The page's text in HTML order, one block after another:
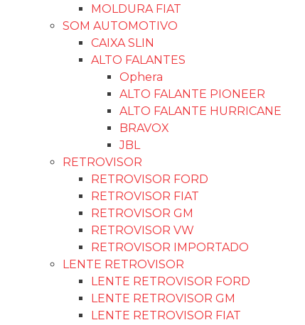
MOLDURA FIAT
SOM AUTOMOTIVO
CAIXA SLIN
ALTO FALANTES
Ophera
ALTO FALANTE PIONEER
ALTO FALANTE HURRICANE
BRAVOX
JBL
RETROVISOR
RETROVISOR FORD
RETROVISOR FIAT
RETROVISOR GM
RETROVISOR VW
RETROVISOR IMPORTADO
LENTE RETROVISOR
LENTE RETROVISOR FORD
LENTE RETROVISOR GM
LENTE RETROVISOR FIAT